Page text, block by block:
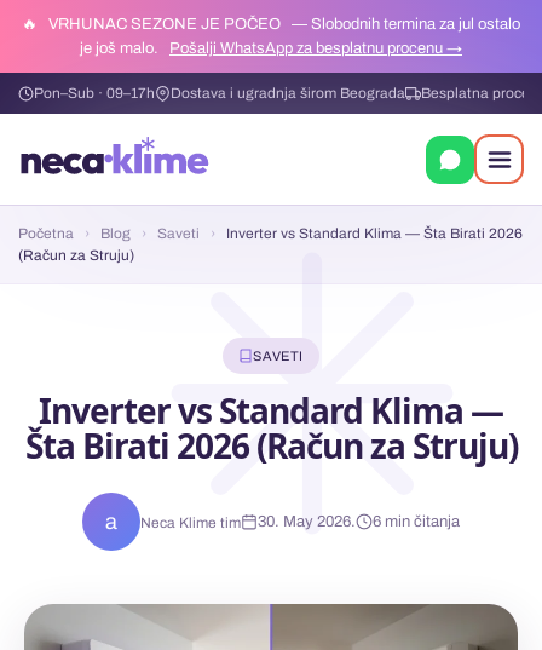
🔥 VRHUNAC SEZONE JE POČEO
— Slobodnih termina za jul ostalo
je još malo.
Pošalji WhatsApp za besplatnu procenu →
Pon–Sub · 09–17h Dostava i ugradnja širom Beograda Besplatna
Početna › Blog › Saveti ›
Inverter vs Standard Klima — Šta Birati 2026
(Račun za Struju)
SAVETI
Inverter vs Standard Klima —
Šta Birati 2026 (Račun za Struju)
a Neca Klime tim 30. May 2026. 6 min čitanja